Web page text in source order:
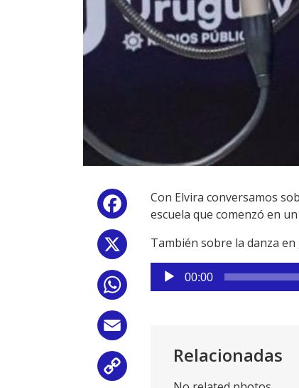
Facebook
WhatsApp
Con Elvira conversamos
escuela que comenzó en
También sobre la danza
Reproductor
de
00:00
Relacionadas